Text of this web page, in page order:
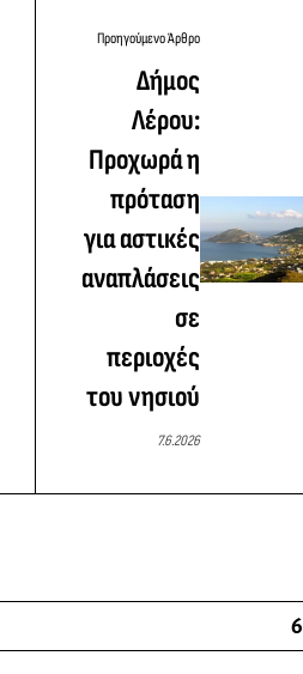
Προηγούμενο Άρθρο
Δήμος
Λέρου:
Προχωρά η
πρόταση
για αστικές
αναπλάσεις
σε
περιοχές
του νησιού
7.6.2026
6